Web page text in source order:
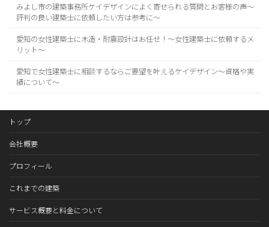
みよし市の建築事務所ケイデザインによく寄せられる質問とお客様の声～
評判の良い建築士に依頼したい方は参考に～
愛知の女性建築士に木造・耐震設計はお任せ！～女性建築士に依頼するメ
リット～
愛知で女性建築士に相談するならご要望を叶えるケイデザイン～資格や実
績について～
トップ
会社概要
プロフィール
これまでの建築
サービス概要と料金について